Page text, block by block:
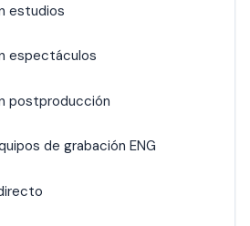
estudios
espectáculos
postproducción
de grabación ENG